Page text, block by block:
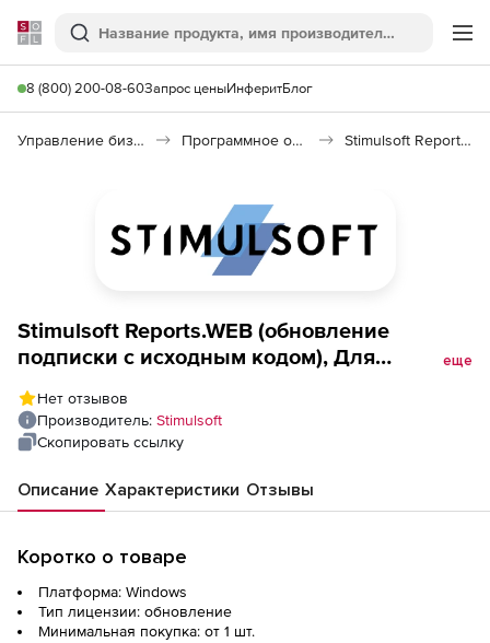
Softline
Поиск
8 (800) 200-08-60Запрос ценыИнферитБлог
Управление бизнесом, CRM/ERP Программное обеспечение для работы с документами Stimulsoft Reports.WEB
Stimulsoft Reports.WEB (обновление
подписки с исходным кодом), Для
еще
Нет отзывов
Производитель: Stimulsoft
Скопировать ссылку
Описание Характеристики Отзывы
Коротко о товаре
Платформа: Windows
Тип лицензии: обновление
Минимальная покупка: от 1 шт.